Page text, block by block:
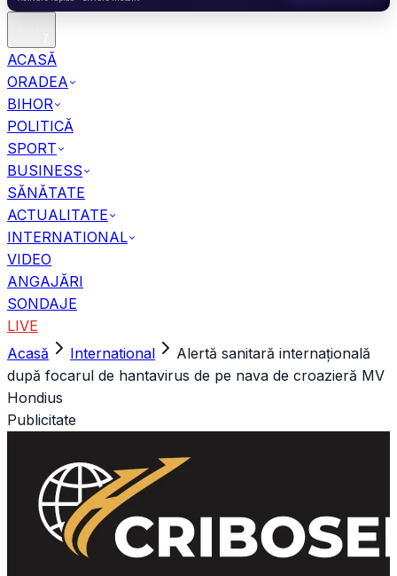
ACASĂ
ORADEA
BIHOR
POLITICĂ
SPORT
BUSINESS
SĂNĂTATE
ACTUALITATE
INTERNATIONAL
VIDEO
ANGAJĂRI
SONDAJE
LIVE
Acasă
International
Alertă sanitară internațională
după focarul de hantavirus de pe nava de croazieră MV
Hondius
Publicitate